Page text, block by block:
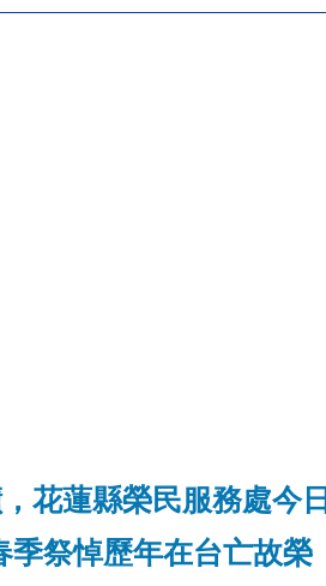
花蓮縣榮民服務處今日
季祭悼歷年在台亡故榮